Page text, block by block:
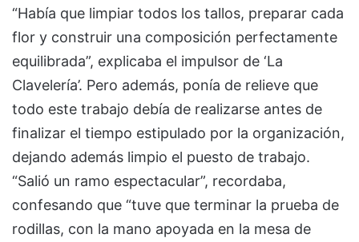
“Había que limpiar todos los tallos, preparar cada
flor y construir una composición perfectamente
equilibrada”, explicaba el impulsor de ‘La
Clavelería’. Pero además, ponía de relieve que
todo este trabajo debía de realizarse antes de
finalizar el tiempo estipulado por la organización,
dejando además limpio el puesto de trabajo.
“Salió un ramo espectacular”, recordaba,
confesando que “tuve que terminar la prueba de
rodillas, con la mano apoyada en la mesa de